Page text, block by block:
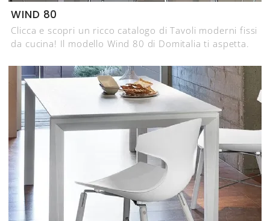
WIND 80
Clicca e scopri un ricco catalogo di Tavoli moderni fissi
da cucina! Il modello Wind 80 di Domitalia ti aspetta.